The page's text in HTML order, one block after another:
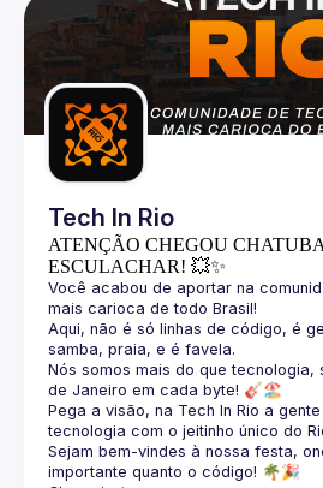
Events
Guilds
Tech In Rio
ATENÇÃO CHEGOU
ESCULACHAR! 💥✨
Você acabou de aportar na
Aqui, não é só linhas de código, é
Nós somos mais do que tecnologia,
Pega a visão, na Tech In Rio a
Sejam bem-vindes à nossa festa,